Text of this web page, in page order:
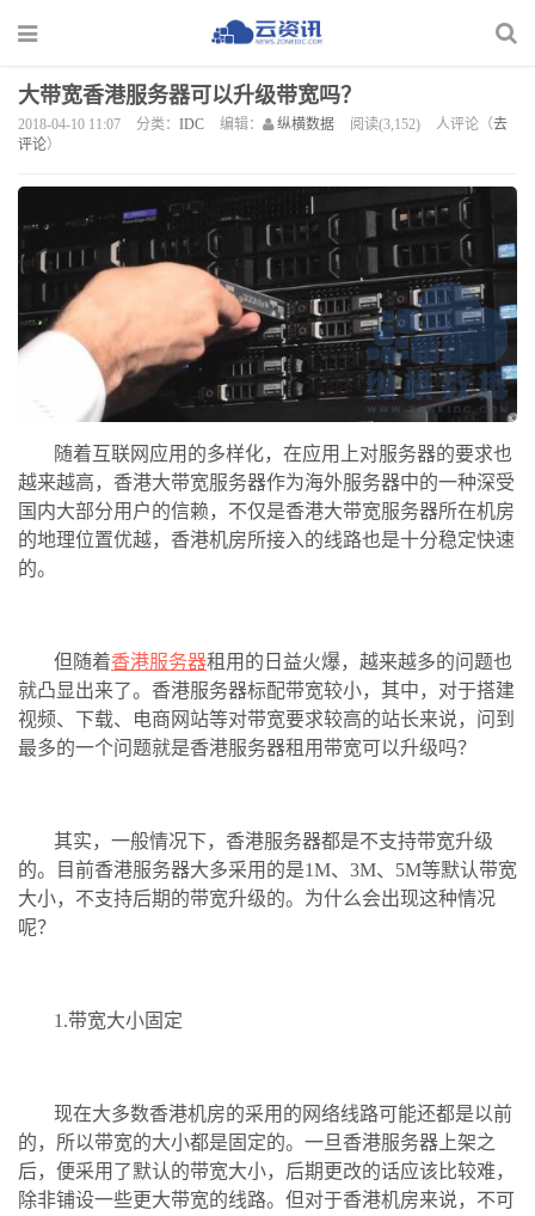
大带宽香港服务器可以升级带宽吗？
2018-04-10 11:07 分类： IDC 编辑： 纵横数据 阅读(3,152) 人评论（去
评论）
随着互联网应用的多样化，在应用上对服务器的要求也
越来越高，香港大带宽服务器作为海外服务器中的一种深受
国内大部分用户的信赖，不仅是香港大带宽服务器所在机房
的地理位置优越，香港机房所接入的线路也是十分稳定快速
的。
但随着香港服务器租用的日益火爆，越来越多的问题也
就凸显出来了。香港服务器标配带宽较小，其中，对于搭建
视频、下载、电商网站等对带宽要求较高的站长来说，问到
最多的一个问题就是香港服务器租用带宽可以升级吗？
其实，一般情况下，香港服务器都是不支持带宽升级
的。目前香港服务器大多采用的是1M、3M、5M等默认带宽
大小，不支持后期的带宽升级的。为什么会出现这种情况
呢？
1.带宽大小固定
现在大多数香港机房的采用的网络线路可能还都是以前
的，所以带宽的大小都是固定的。一旦香港服务器上架之
后，便采用了默认的带宽大小，后期更改的话应该比较难，
除非铺设一些更大带宽的线路。但对于香港机房来说，不可